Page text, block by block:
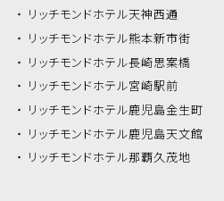
リッチモンドホテル天神西通
リッチモンドホテル熊本新市街
リッチモンドホテル長崎思案橋
リッチモンドホテル宮崎駅前
リッチモンドホテル鹿児島金生町
リッチモンドホテル鹿児島天文館
リッチモンドホテル那覇久茂地